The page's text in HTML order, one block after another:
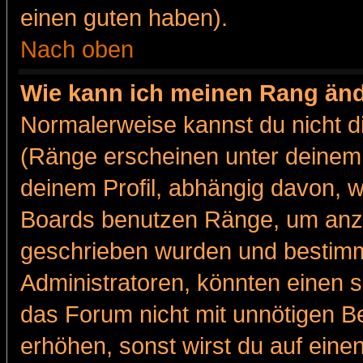
einen guten haben).
Nach oben
Wie kann ich meinen Rang
Normalerweise kannst du nicht
(Ränge erscheinen unter
deinem Profil, abhängig davon,
Boards benutzen Ränge, um
geschrieben wurden und
Administratoren, könnten einen
das Forum nicht mit unnötigen
erhöhen, sonst wirst du auf